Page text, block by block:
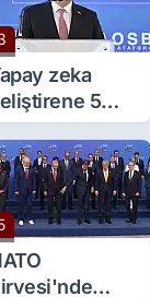
zeka
5
lira kredi